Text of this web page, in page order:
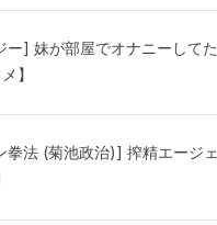
ー] 妹が部屋でオナニーしてた
】
拳法 (菊池政治)] 搾精エージェ